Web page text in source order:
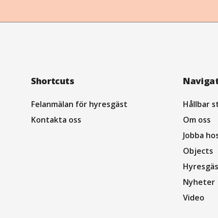
Footer
Navigation
Shortcuts
Felanmälan för hyresgäst
Kontakta oss
Hållbar
Om oss
Jobba
Objects
Nyheter
Video